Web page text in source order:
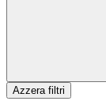
Azzera filtri